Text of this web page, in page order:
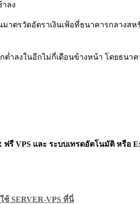
ลง
มาตรวัดอัตราเงินเฟ้อที่ธนาคารกลางส
ลงในอีกไม่กี่เดือนข้างหน้า โดยธนา
รี VPS และ ระบบเทรดอัตโนมัติ หรือ
ช้ SERVER-VPS ที่นี่